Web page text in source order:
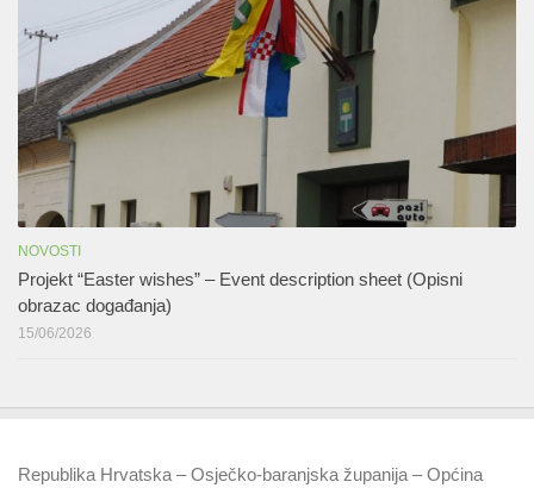
NOVOSTI
Projekt “Easter wishes” – Event description sheet (Opisni
obrazac događanja)
15/06/2026
Republika Hrvatska – Osječko-baranjska županija – Općina